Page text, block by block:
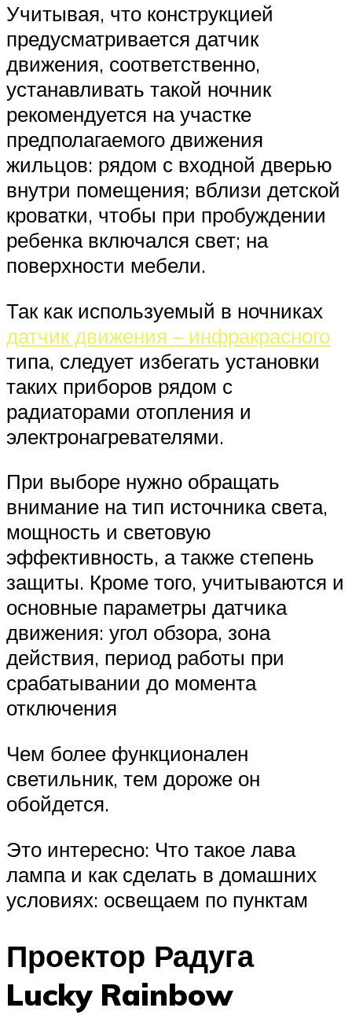
Учитывая, что конструкцией
предусматривается датчик
движения, соответственно,
устанавливать такой ночник
рекомендуется на участке
предполагаемого движения
жильцов: рядом с входной дверью
внутри помещения; вблизи детской
кроватки, чтобы при пробуждении
ребенка включался свет; на
поверхности мебели.
Так как используемый в ночниках
датчик движения – инфракрасного
типа, следует избегать установки
таких приборов рядом с
радиаторами отопления и
электронагревателями.
При выборе нужно обращать
внимание на тип источника света,
мощность и световую
эффективность, а также степень
защиты. Кроме того, учитываются и
основные параметры датчика
движения: угол обзора, зона
действия, период работы при
срабатывании до момента
отключения
Чем более функционален
светильник, тем дороже он
обойдется.
Это интересно: Что такое лава
лампа и как сделать в домашних
условиях: освещаем по пунктам
Проектор Радуга
Lucky Rainbow